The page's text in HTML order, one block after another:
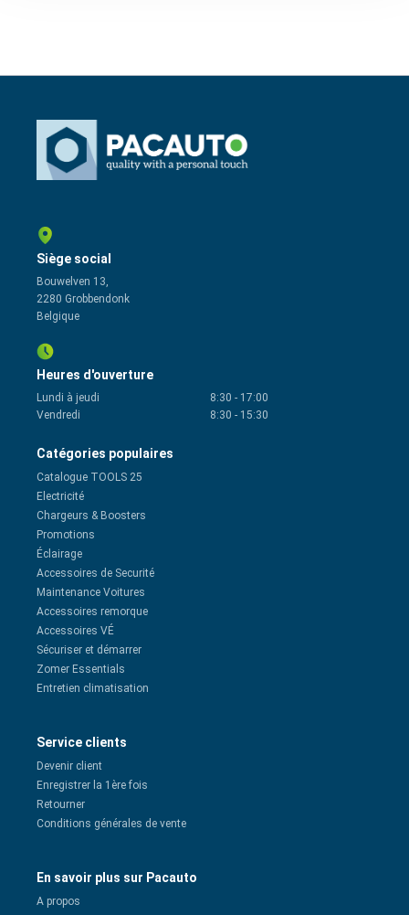
Siège social
Bouwelven 13,
2280 Grobbendonk
Belgique
Heures d'ouverture
Lundi à jeudi 8:30 - 17:00
Vendredi
8:30 - 15:30
Catégories populaires
Catalogue TOOLS 25
Electricité
Chargeurs & Boosters
Promotions
Éclairage
Accessoires de Securité
Maintenance Voitures
Accessoires remorque
Accessoires VÉ
Sécuriser et démarrer
Zomer Essentials
Entretien climatisation
Service clients
Devenir client
Enregistrer la 1ère fois
Retourner
Conditions générales de vente
En savoir plus sur Pacauto
A propos